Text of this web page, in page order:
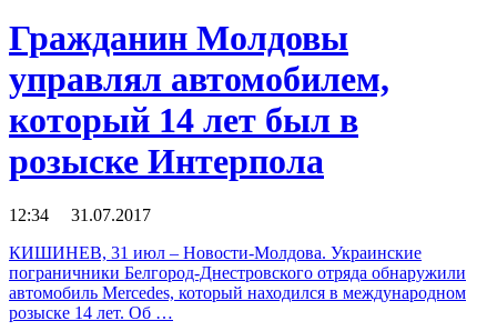
Гражданин Молдовы
управлял автомобилем,
который 14 лет был в
розыске Интерпола
12:34 31.07.2017
КИШИНЕВ, 31 июл – Новости-Молдова. Украинские
пограничники Белгород-Днестровского отряда обнаружили
автомобиль Mercedes, который находился в международном
розыске 14 лет. Об …